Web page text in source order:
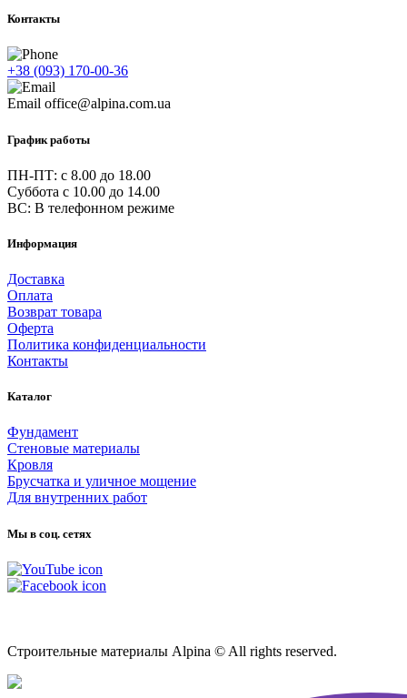
Контакты
+38 (093) 170-00-36
Email office@alpina.com.ua
График работы
ПН-ПТ: c 8.00 до 18.00
Суббота с 10.00 до 14.00
ВС: В телефонном режиме
Информация
Доставка
Оплата
Возврат товара
Оферта
Политика конфиденциальности
Контакты
Каталог
Фундамент
Стеновые материалы
Кровля
Брусчатка и уличное мощение
Для внутренних работ
Мы в соц. сетях
Строительные материалы Alpina © All rights reserved.